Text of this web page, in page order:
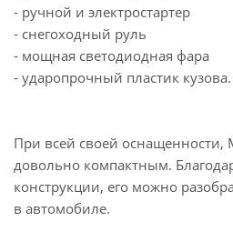
- ручной и электростартер
- снегоходный руль
- мощная светодиодная фара
- ударопрочный пластик кузова.
При всей своей оснащенности,
довольно компактным.
конструкции, его можно
в автомобиле.